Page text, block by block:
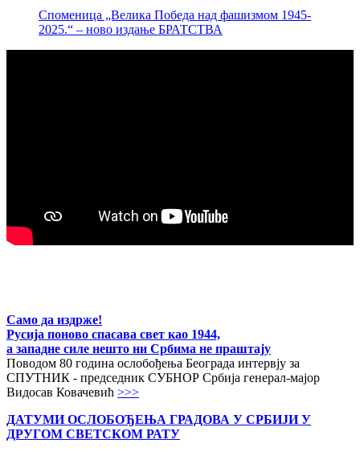
Споменица „Велика Победа над фашизмом 1945-
2025.“ – ново издање БРАТСТВА
Само да издрже!
Русија поново спасава свет као 1944,
а западне силе нешто ни Србима не праштају
Поводом 80 година ослобођења Београда интервју за
СПУТНИК - председник СУБНОР Србија генерал-мајор
Видосав Ковачевић >>>
ДАТУМИ ОСЛОБОЂЕЊА ГРАДОВА У СРБИЈИ У
ДРУГОМ СВЕТСКОМ РАТУ